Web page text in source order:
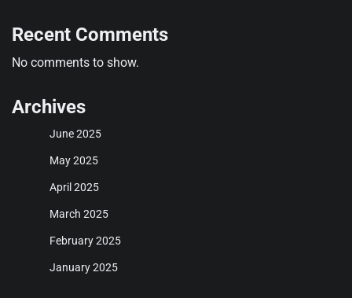
Recent Comments
No comments to show.
Archives
June 2025
May 2025
April 2025
March 2025
February 2025
January 2025